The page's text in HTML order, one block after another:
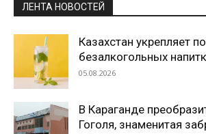
ЛЕНТА НОВОСТЕЙ
Казахстан укрепляет
безалкогольных
05.08.2026
В Караганде
Гоголя, знаменитая